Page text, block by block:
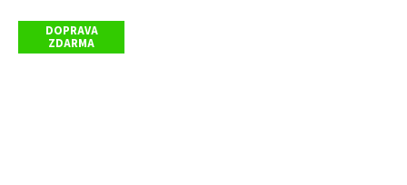
DOPRAVA
ZDARMA